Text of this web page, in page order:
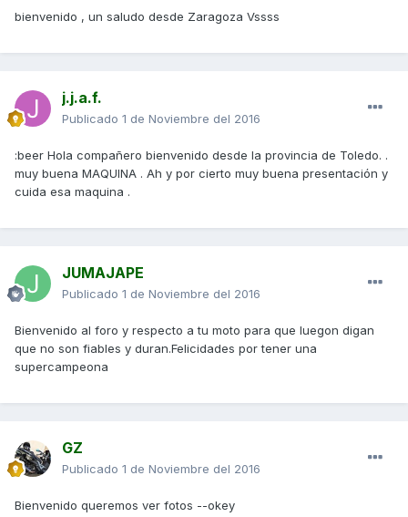
bienvenido , un saludo desde Zaragoza Vssss
j.j.a.f.
Publicado 1 de Noviembre del 2016
:beer Hola compañero bienvenido desde la provincia de Toledo. .
muy buena MAQUINA . Ah y por cierto muy buena presentación y
cuida esa maquina .
JUMAJAPE
Publicado 1 de Noviembre del 2016
Bienvenido al foro y respecto a tu moto para que luegon digan
que no son fiables y duran.Felicidades por tener una
supercampeona
GZ
Publicado 1 de Noviembre del 2016
Bienvenido queremos ver fotos --okey